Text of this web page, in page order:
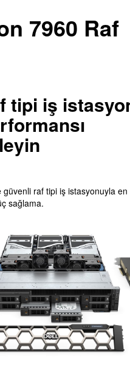
7960 Raf
tipi iş
raf tipi iş istasyonuyla
sağlama.